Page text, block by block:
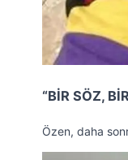
“BİR SÖZ,
Özen, daha